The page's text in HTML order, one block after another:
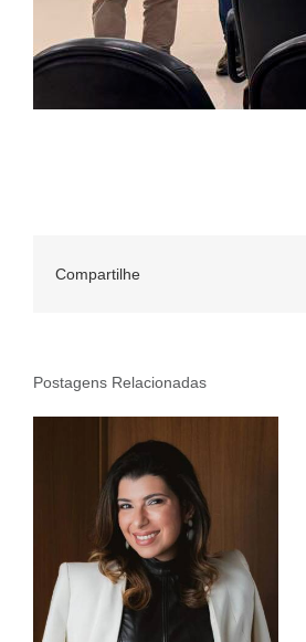
Compartilhe
Postagens Relacionadas